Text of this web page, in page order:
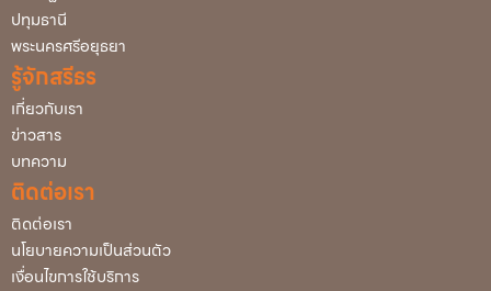
ปทุมธานี
พระนครศรีอยุธยา
รู้จักสรีธร
เกี่ยวกับเรา
ข่าวสาร
บทความ
ติดต่อเรา
ติดต่อเรา
นโยบายความเป็นส่วนตัว
เงื่อนไขการใช้บริการ